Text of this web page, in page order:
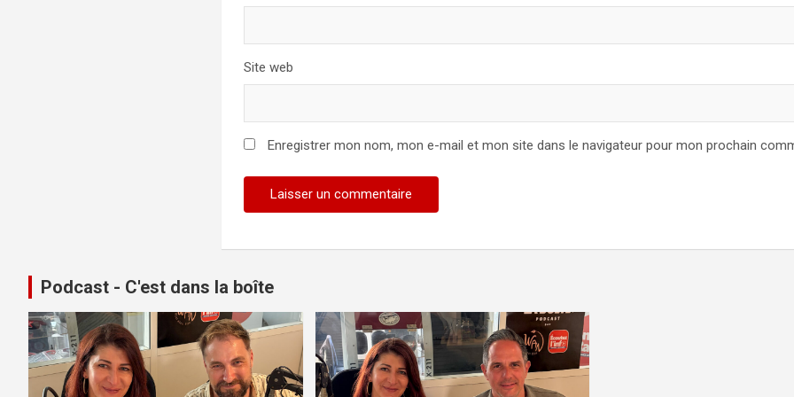
Site web
Enregistrer mon nom, mon e-mail et mon site dans le navigateur pour mon prochain
Podcast - C'est dans la boîte